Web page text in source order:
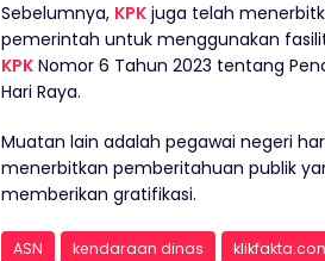
Sebelumnya, KPK juga telah
pemerintah untuk menggunakan
KPK Nomor 6 Tahun 2023 tentang
Hari Raya.
Muatan lain adalah pegawai negeri
menerbitkan pemberitahuan publik
memberikan gratifikasi.
ASN kendaraan dinas